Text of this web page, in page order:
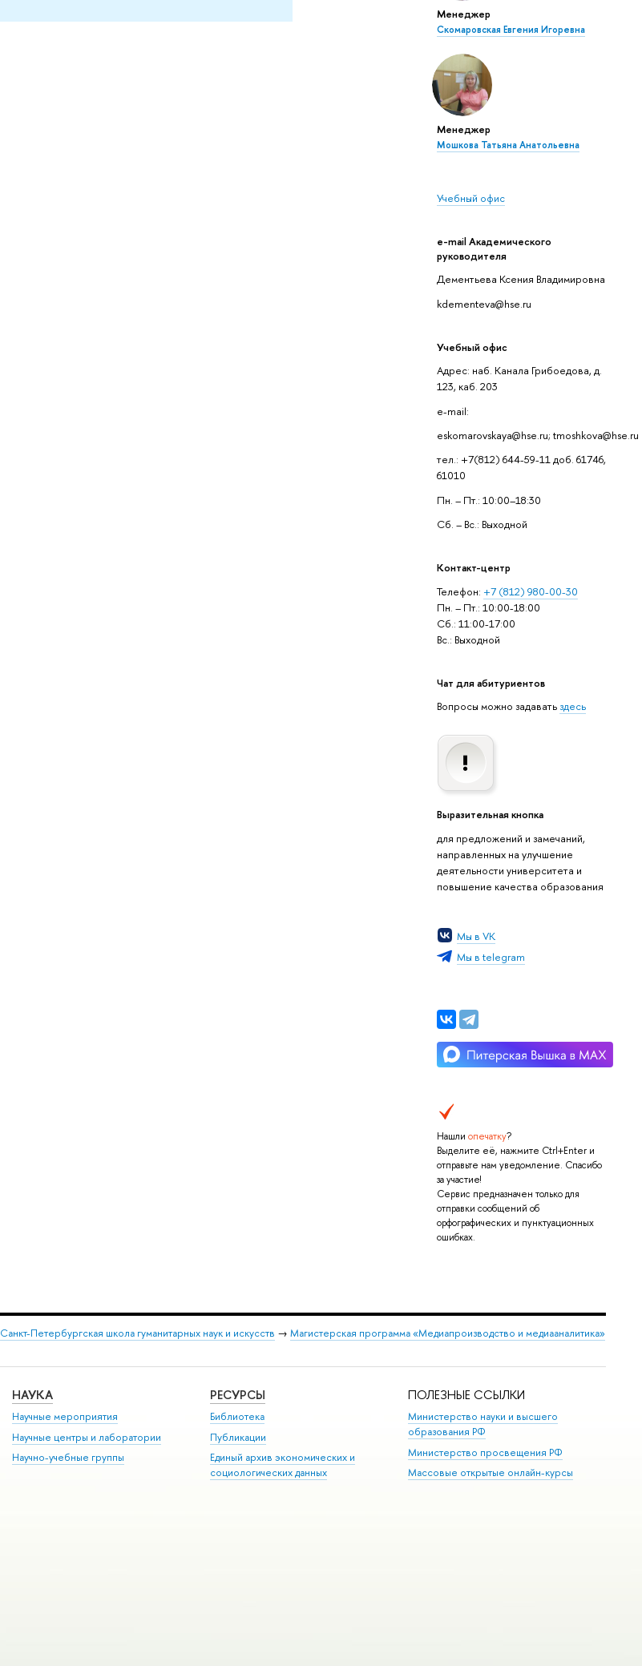
Менеджер
Скомаровская Евгения Игоревна
Менеджер
Мошкова Татьяна Анатольевна
Учебный офис
e-mail Академического
руководителя
Дементьева Ксения Владимировна
kdementeva@hse.ru
Учебный офис
Адрес: наб. Канала Грибоедова, д.
123, каб. 203
e-mail:
eskomarovskaya@hse.ru; tmoshkova@hse.ru
тел.: +7(812) 644-59-11 доб. 61746,
61010
Пн. – Пт.: 10:00–18:30
Сб. – Вс.: Выходной
Контакт-центр
Телефон: +7 (812) 980-00-30
Пн. – Пт.: 10:00-18:00
Сб.: 11:00-17:00
Вс.: Выходной
Чат для абитуриентов
Вопросы можно задаватьздесь
Выразительная кнопка
для предложений и замечаний,
направленных на улучшение
деятельности университета и
повышение качества образования
Мы в VK
Мы в telegram
Нашли опечатку?
Выделите её, нажмите Ctrl+Enter и
отправьте нам уведомление. Спасибо
за участие!
Сервис предназначен только для
отправки сообщений об
орфографических и пунктуационных
ошибках.
Санкт-Петербургская школа гуманитарных наук и искусств → Магистерская программа «Медиапроизводство и медиааналитика»
НАУКА
Научные мероприятия
Научные центры и лаборатории
Научно-учебные группы
РЕСУРСЫ
Библиотека
Публикации
Единый архив экономических и
социологических данных
ПОЛЕЗНЫЕ ССЫЛКИ
Министерство науки и высшего
образования РФ
Министерство просвещения РФ
Массовые открытые онлайн-курсы